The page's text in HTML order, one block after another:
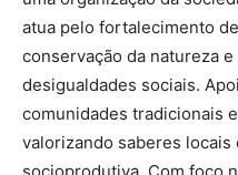
atua pelo fortalecimento
conservação da natureza
desigualdades sociais.
comunidades tradicionais
valorizando saberes